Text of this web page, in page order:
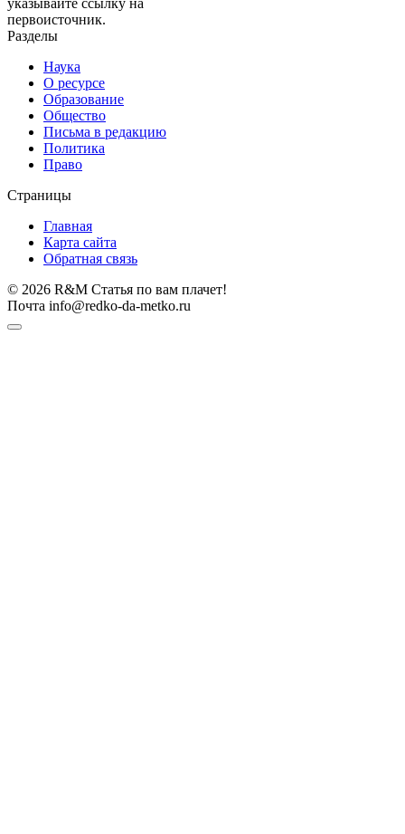
указывайте ссылку на
первоисточник.
Разделы
Наука
О ресурсе
Образование
Общество
Письма в редакцию
Политика
Право
Страницы
Главная
Карта сайта
Обратная связь
© 2026 R&M Статья по вам плачет!
Почта info@redko-da-metko.ru